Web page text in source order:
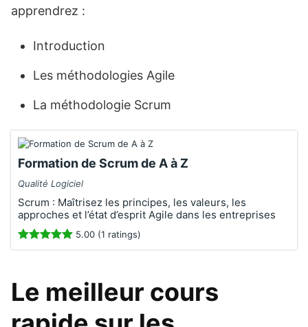
apprendrez :
Introduction
Les méthodologies Agile
La méthodologie Scrum
Formation de Scrum de A à Z
Qualité Logiciel
Scrum : Maîtrisez les principes, les valeurs, les
approches et l’état d’esprit Agile dans les entreprises
5.00 (1 ratings)
Le meilleur cours